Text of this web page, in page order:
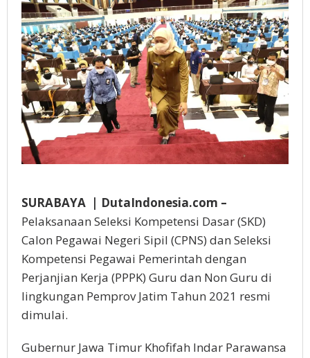
Para
Peserta
SURABAYA | DutaIndonesia.com –
Pelaksanaan Seleksi Kompetensi Dasar (SKD)
Calon Pegawai Negeri Sipil (CPNS) dan Seleksi
Kompetensi Pegawai Pemerintah dengan
Perjanjian Kerja (PPPK) Guru dan Non Guru di
lingkungan Pemprov Jatim Tahun 2021 resmi
dimulai.
Gubernur Jawa Timur Khofifah Indar Parawansa